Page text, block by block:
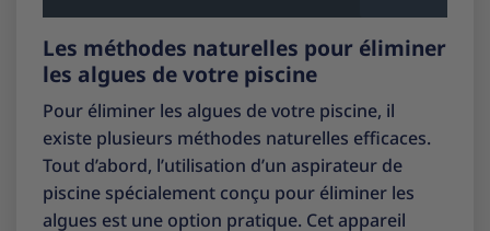
Les méthodes naturelles pour éliminer
les algues de votre piscine
Pour éliminer les algues de votre piscine, il
existe plusieurs méthodes naturelles efficaces.
Tout d’abord, l’utilisation d’un aspirateur de
piscine spécialement conçu pour éliminer les
algues est une option pratique. Cet appareil